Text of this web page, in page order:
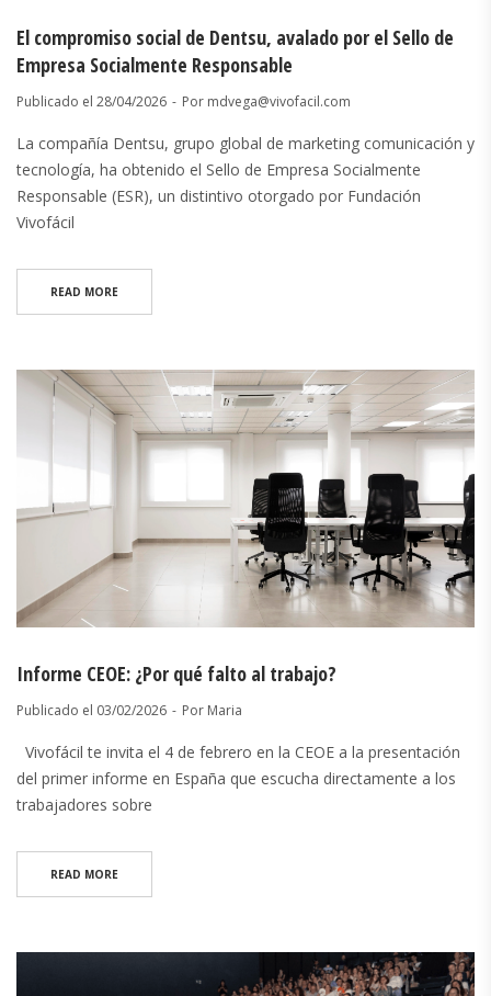
El compromiso social de Dentsu, avalado por el Sello de
Empresa Socialmente Responsable
Publicado el 28/04/2026 Por mdvega@vivofacil.com
La compañía Dentsu, grupo global de marketing comunicación y
tecnología, ha obtenido el Sello de Empresa Socialmente
Responsable (ESR), un distintivo otorgado por Fundación
Vivofácil
READ MORE
Informe CEOE: ¿Por qué falto al trabajo?
Publicado el 03/02/2026 Por Maria
Vivofácil te invita el 4 de febrero en la CEOE a la presentación
del primer informe en España que escucha directamente a los
trabajadores sobre
READ MORE